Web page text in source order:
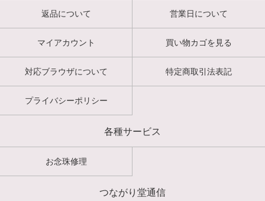
返品について 営業日について
マイアカウント 買い物カゴを見る
対応ブラウザについて 特定商取引法表記
プライバシーポリシー
各種サービス
お念珠修理
つながり堂通信